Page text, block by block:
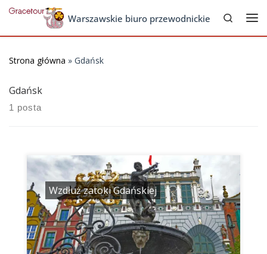
Skip to contentWarszawskie biuro przewodnickie
Search
Strona główna » Gdańsk
Gdańsk
1 posta
Wzdłuż zatoki Gdańskiej